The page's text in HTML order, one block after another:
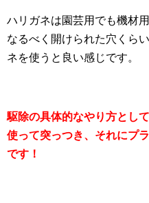
ハリガネは園芸用でも機材
なるべく開けられた穴くら
ネを使うと良い感じです。
駆除の具体的なやり方とし
使って突っつき、それにプ
です！